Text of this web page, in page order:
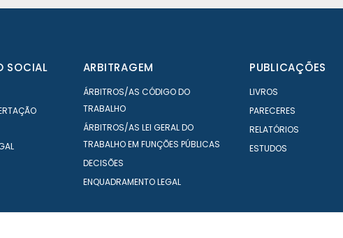
SOCIAL ARBITRAGEM
ÁRBITROS/AS CÓDIGO DO
TRABALHO
ÁRBITROS/AS LEI GERAL DO
TRABALHO EM FUNÇÕES PÚBLICAS
DECISÕES
ENQUADRAMENTO LEGAL
PUBLICAÇÕES
LIVROS
PARECERES
RELATÓRIOS
ESTUDOS